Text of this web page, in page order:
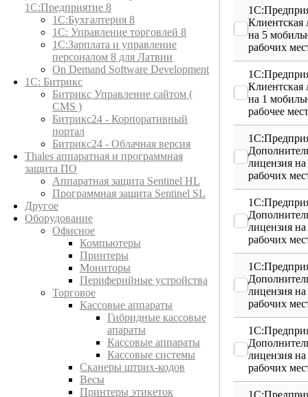
1С:Предприятие 8
1С:Бухгалтерия 8
1C: Управление торговлей 8
1С:Зарплата и управление
персоналом 8 для Латвии
On Demand Software Development
1С: Битрикс
Битрикс Управление сайтом (
CMS )
Битрикс24 - Корпоративный
портал
Битрикс24 - Облачная версия
Thales аппаратная и программная
защита ПО
Аппаратная защита Sentinel HL
Программная защита Sentinel SL
Другое
Оборудование
Офисное
Компьютеры
Принтеры
Мониторы
Периферийные устройства
Торговое
Кассовые аппараты
Гибридные кассовые
апараты
Кассовые аппараты
Кассовые системы
Сканеры штрих-кодов
Весы
Принтеры этикеток
Клиентская
на 5
рабочих
Клиентская
на 1
рабочее
лицензия
рабочих
лицензия
рабочих
лицензия
рабочих
лицензия на
рабочих